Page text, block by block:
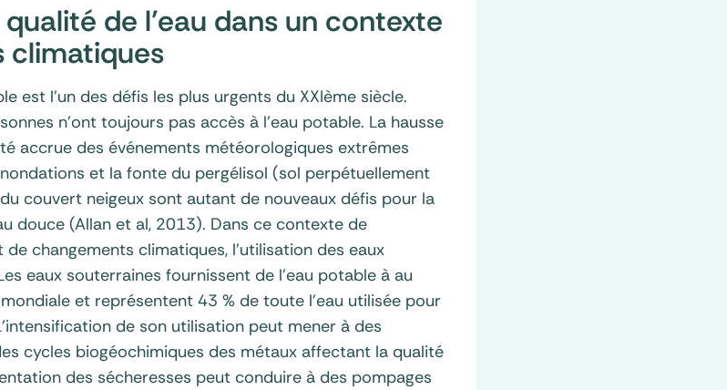
de l’eau dans un contexte
climatiques
est l’un des défis les plus urgents du XXIème siècle.
n’ont toujours pas accès à l’eau potable. La hausse
accrue des événements météorologiques extrêmes
et la fonte du pergélisol (sol perpétuellement
couvert neigeux sont autant de nouveaux défis pour la
douce (Allan et al, 2013). Dans ce contexte de
changements climatiques, l’utilisation des eaux
eaux souterraines fournissent de l’eau potable à au
et représentent 43 % de toute l’eau utilisée pour
de son utilisation peut mener à des
cycles biogéochimiques des métaux affectant la qualité
des sécheresses peut conduire à des pompages